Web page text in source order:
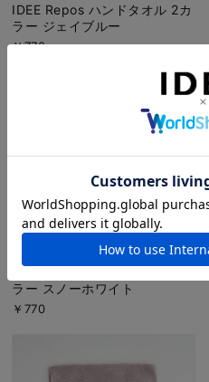
IDEE Repos ハンドタオル 2カ
ラー ジェイブルー
￥770
ラー スノーホワイト
￥770